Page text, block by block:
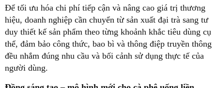
Để tối ưu hóa chi phí tiếp cận và nâng cao giá trị thương
hiệu, doanh nghiệp cần chuyển từ sản xuất đại trà sang tư
duy thiết kế sản phẩm theo từng khoảnh khắc tiêu dùng cụ
thể, đảm bảo công thức, bao bì và thông điệp truyền thông
đều nhắm đúng nhu cầu và bối cảnh sử dụng thực tế của
người dùng.